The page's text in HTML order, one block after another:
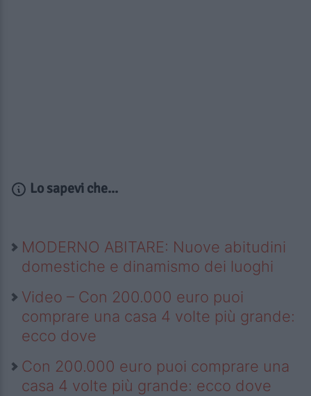
Lo sapevi che...
MODERNO ABITARE: Nuove abitudini
domestiche e dinamismo dei luoghi
Video – Con 200.000 euro puoi
comprare una casa 4 volte più grande:
ecco dove
Con 200.000 euro puoi comprare una
casa 4 volte più grande: ecco dove